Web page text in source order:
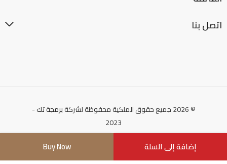
إضافة إلى السلة Buy Now
اتصل بنا
© 2026 جميع حقوق الملكية محفوظة لشركة برمجة تك-
2023